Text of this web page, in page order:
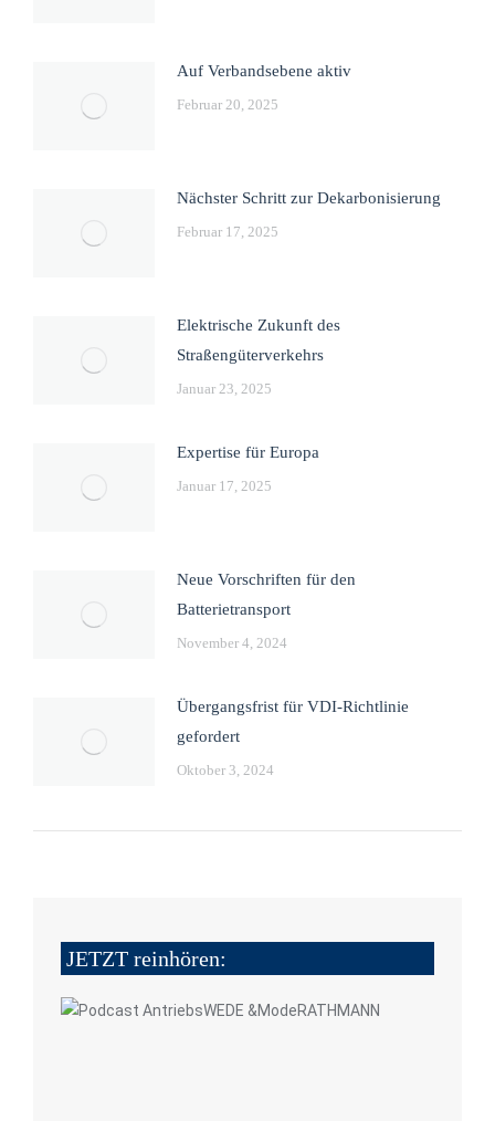
Auf Verbandsebene aktiv
Februar 20, 2025
Nächster Schritt zur Dekarbonisierung
Februar 17, 2025
Elektrische Zukunft des
Straßengüterverkehrs
Januar 23, 2025
Expertise für Europa
Januar 17, 2025
Neue Vorschriften für den
Batterietransport
November 4, 2024
Übergangsfrist für VDI-Richtlinie
gefordert
Oktober 3, 2024
JETZT reinhören: